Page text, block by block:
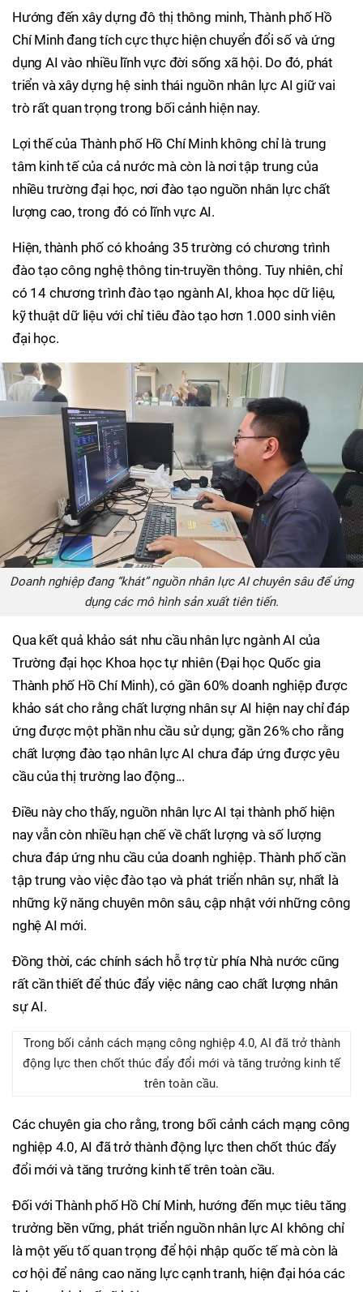
Hướng đến xây dựng đô thị thông minh, Thành phố Hồ
Chí Minh đang tích cực thực hiện chuyển đổi số và ứng
dụng AI vào nhiều lĩnh vực đời sống xã hội. Do đó, phát
triển và xây dựng hệ sinh thái nguồn nhân lực AI giữ vai
trò rất quan trọng trong bối cảnh hiện nay.
Lợi thế của Thành phố Hồ Chí Minh không chỉ là trung
tâm kinh tế của cả nước mà còn là nơi tập trung của
nhiều trường đại học, nơi đào tạo nguồn nhân lực chất
lượng cao, trong đó có lĩnh vực AI.
Hiện, thành phố có khoảng 35 trường có chương trình
đào tạo công nghệ thông tin-truyền thông. Tuy nhiên, chỉ
có 14 chương trình đào tạo ngành AI, khoa học dữ liệu,
kỹ thuật dữ liệu với chỉ tiêu đào tạo hơn 1.000 sinh viên
đại học.
Doanh nghiệp đang “khát” nguồn nhân lực AI chuyên sâu để ứng
dụng các mô hình sản xuất tiên tiến.
Qua kết quả khảo sát nhu cầu nhân lực ngành AI của
Trường đại học Khoa học tự nhiên (Đại học Quốc gia
Thành phố Hồ Chí Minh), có gần 60% doanh nghiệp được
khảo sát cho rằng chất lượng nhân sự AI hiện nay chỉ đáp
ứng được một phần nhu cầu sử dụng; gần 26% cho rằng
chất lượng đào tạo nhân lực AI chưa đáp ứng được yêu
cầu của thị trường lao động...
Điều này cho thấy, nguồn nhân lực AI tại thành phố hiện
nay vẫn còn nhiều hạn chế về chất lượng và số lượng
chưa đáp ứng nhu cầu của doanh nghiệp. Thành phố cần
tập trung vào việc đào tạo và phát triển nhân sự, nhất là
những kỹ năng chuyên môn sâu, cập nhật với những công
nghệ AI mới.
Đồng thời, các chính sách hỗ trợ từ phía Nhà nước cũng
rất cần thiết để thúc đẩy việc nâng cao chất lượng nhân
sự AI.
Trong bối cảnh cách mạng công nghiệp 4.0, AI đã trở thành
động lực then chốt thúc đẩy đổi mới và tăng trưởng kinh tế
trên toàn cầu.
Các chuyên gia cho rằng, trong bối cảnh cách mạng công
nghiệp 4.0, AI đã trở thành động lực then chốt thúc đẩy
đổi mới và tăng trưởng kinh tế trên toàn cầu.
Đối với Thành phố Hồ Chí Minh, hướng đến mục tiêu tăng
trưởng bền vững, phát triển nguồn nhân lực AI không chỉ
là một yếu tố quan trọng để hội nhập quốc tế mà còn là
cơ hội để nâng cao năng lực cạnh tranh, hiện đại hóa các